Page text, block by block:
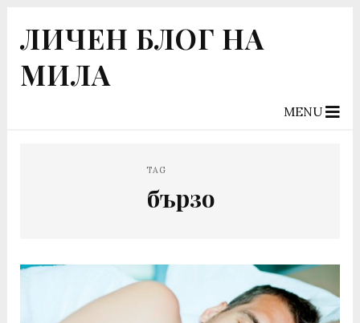
ЛИЧЕН БЛОГ НА
МИЛА
MENU
TAG
бързо